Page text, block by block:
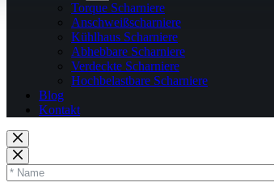
Torque Scharniere
Anschweißscharniere
Kühlhaus Scharniere
Abhebbare Scharniere
Verdeckte Scharniere
Hochbelastbare Scharniere
Blog
Kontakt